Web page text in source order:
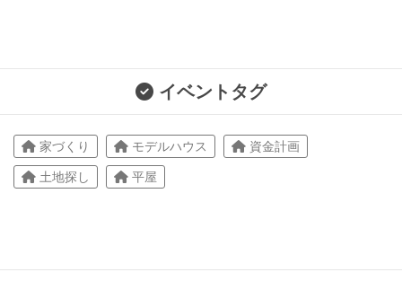
イベントタグ
家づくり モデルハウス 資金計画
土地探し 平屋